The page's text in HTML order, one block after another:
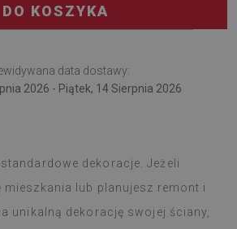
DO KOSZYKA
data dostawy:
2026 - Piątek, 14 Sierpnia 2026
dekoracje. Jeżeli
mieszkania lub planujesz remont i
unikalną dekorację swojej ściany,